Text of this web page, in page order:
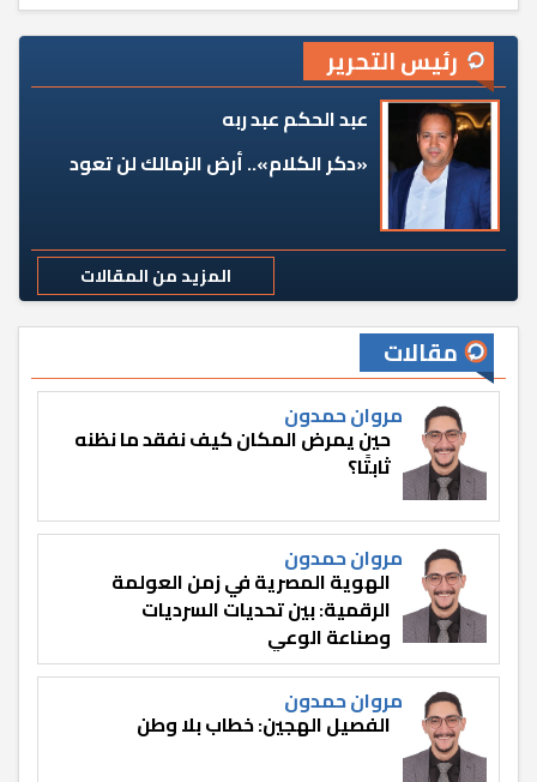
رئيس التحرير
عبد الحكم عبد ربه
«دكر الكلام».. أرض الزمالك لن تعود
المزيد من المقالات
مقالات
مروان حمدون
حين يمرض المكان كيف نفقد ما نظنه
ثابتًا؟
مروان حمدون
الهوية المصرية في زمن العولمة
الرقمية: بين تحديات السرديات
وصناعة الوعي
مروان حمدون
الفصيل الهجين: خطاب بلا وطن